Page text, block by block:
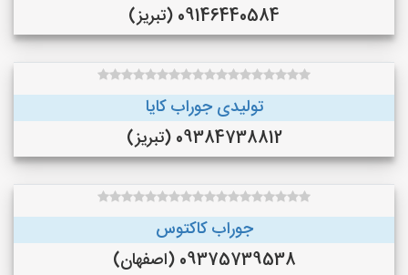
09146440584 (تبریز)
تولیدی جوراب کایا
09384738812 (تبریز)
جوراب کاکتوس
09375739538 (اصفهان)